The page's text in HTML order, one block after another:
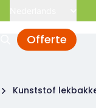
Offerte
Kunststof